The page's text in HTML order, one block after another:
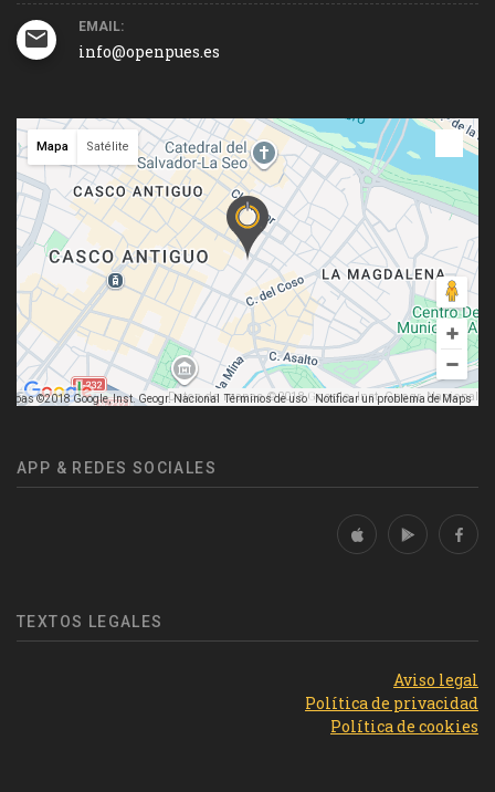
EMAIL:
info@openpues.es
©2018 Google, Inst. Geogr. NacionalDatos de mapas ©2018 Google, Inst. Geogr. Nacional
Términos de uso Notificar un problema de Maps
Mapa Satélite
APP & REDES SOCIALES
TEXTOS LEGALES
Aviso legal
Política de privacidad
Política de cookies